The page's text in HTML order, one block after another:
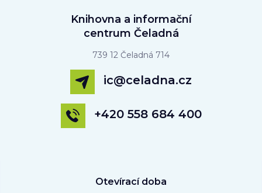
Knihovna a informační
centrum Čeladná
739 12 Čeladná 714
ic@celadna.cz
+420 558 684 400
Otevírací doba